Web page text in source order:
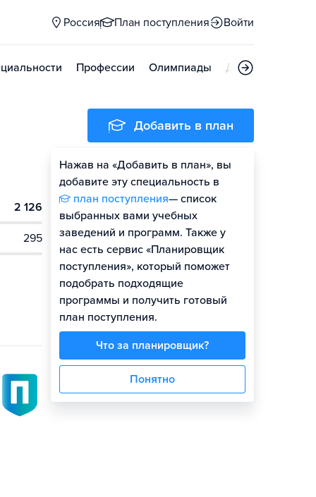
Россия План поступления Войти
Профессии Олимпиады Дни открытых
2 126
295
Добавить в план
Нажав на «Добавить в план», вы
добавите эту специальность в
план поступления— список
выбранных вами учебных
заведений и программ. Также у
нас есть сервис «Планировщик
поступления», который поможет
подобрать подходящие
программы и получить готовый
план поступления.
Что за планировщик?
Понятно